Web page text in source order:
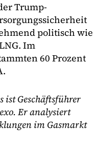
Trump-
politisch wie
Im
60 Prozent
ist Geschäftsführer
Er analysiert
im Gasmarkt